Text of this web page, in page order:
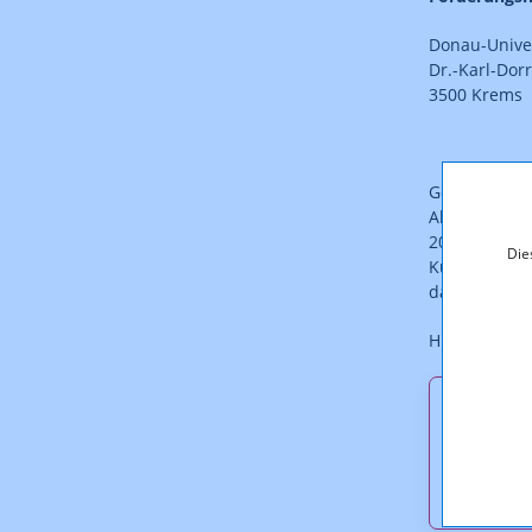
Donau-
Dr.-Karl-
3500 Krems
Gemäß
Abschluss
2004 ein
Hier finden